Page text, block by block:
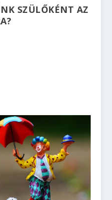
SZÜLŐKÉNT AZ